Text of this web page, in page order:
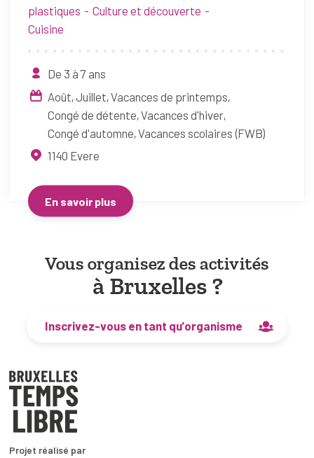
plastiques
Culture et découverte
Cuisine
De 3 à 7 ans
Août Juillet Vacances de printemps
Congé de détente Vacances d'hiver
Congé d'automne Vacances scolaires (FWB)
1140 Evere
En savoir plus
Vous organisez des activités
à Bruxelles ?
Inscrivez-vous en tant qu’organisme
Projet réalisé par